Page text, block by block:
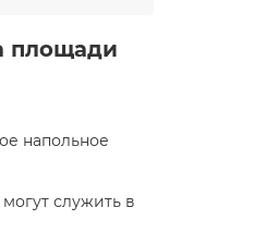
площади
напольное
служить в